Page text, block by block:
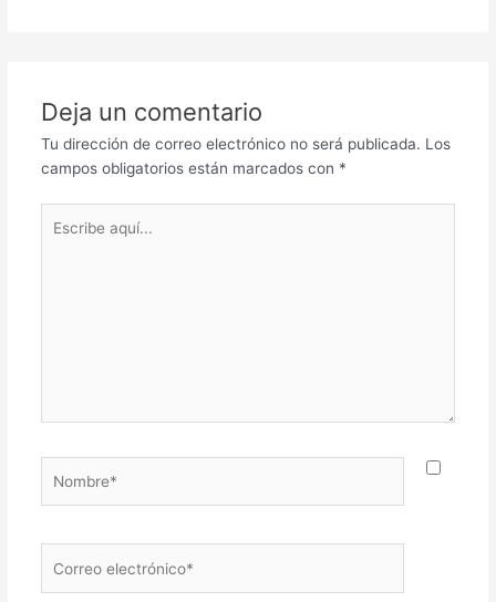
Deja un comentario
Tu dirección de correo electrónico no será publicada. Los
campos obligatorios están marcados con *
aquí...
electrónico*